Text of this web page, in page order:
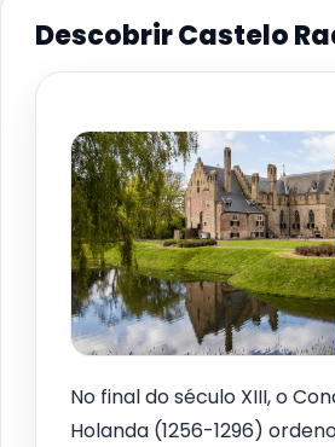
Descobrir Castelo
No final do século XIII, o
Holanda (1256-1296)